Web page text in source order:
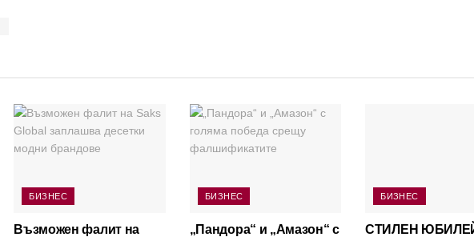
БИЗНЕС
Възможен фалит на
БИЗНЕС
„Пандора“ и „Амазон“ с
БИЗНЕС
СТИЛЕН